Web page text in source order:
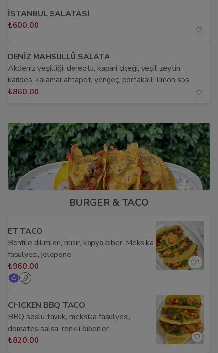
İSTANBUL SALATASI
₺600.00
DENİZ MAHSULLÜ SALATA
Akdeniz yeşilliği, dereotu, kapari çiçeği, yeşil zeytin,
karides, kalamar,ahtapot, yengeç, portakallı limon sos
₺860.00
BURGER & TACO
ET TACO
Bonfile dilimleri, mısır, kapya biber, Meksika
fasulyesi, jelepone
₺960.00
1
CHICKEN BBQ TACO
BBQ soslu tavuk, meksika fasulyesi,
domates salsa, renkli biberler
₺820.00